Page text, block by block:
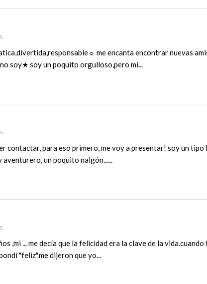
me encanta encontrar nuevas
soy★ soy un poquito orgulloso,pero mi...
contactar, para eso primero, me voy a presentar! soy un tipo
aventurero, un poquito nalgón......
,mi ... me decía que la felicidad era la clave de la
"feliz".me dijeron que yo...